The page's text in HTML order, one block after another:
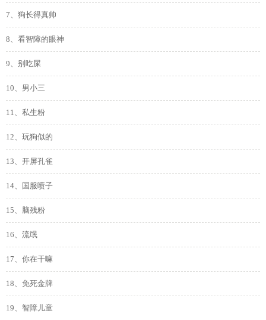
7、狗长得真帅
8、看智障的眼神
9、别吃屎
10、男小三
11、私生粉
12、玩狗似的
13、开屏孔雀
14、国服喷子
15、脑残粉
16、流氓
17、你在干嘛
18、免死金牌
19、智障儿童